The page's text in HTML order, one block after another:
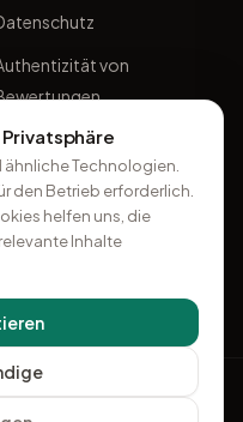
von
Technologien.
den Betrieb erforderlich.
helfen uns, die
Inhalte